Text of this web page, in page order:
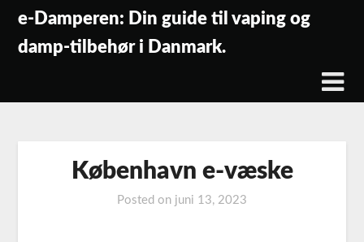
content
e-Damperen: Din guide til vaping og
damp-tilbehør i Danmark.
København e-væske
Posted on juni 13, 2023